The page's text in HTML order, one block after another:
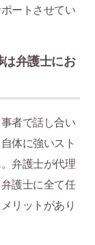
ートさせてい
弁護士にお
者で話し合い
体に強いスト
弁護士が代理
護士に全て任
リットがあり